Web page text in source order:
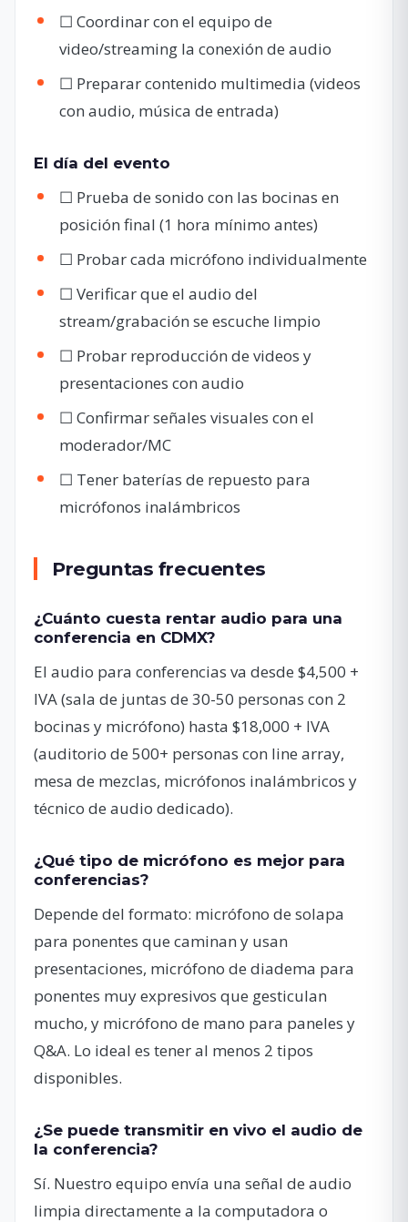
☐ Coordinar con el equipo de
video/streaming la conexión de audio
☐ Preparar contenido multimedia (videos
con audio, música de entrada)
El día del evento
☐ Prueba de sonido con las bocinas en
posición final (1 hora mínimo antes)
☐ Probar cada micrófono individualmente
☐ Verificar que el audio del
stream/grabación se escuche limpio
☐ Probar reproducción de videos y
presentaciones con audio
☐ Confirmar señales visuales con el
moderador/MC
☐ Tener baterías de repuesto para
micrófonos inalámbricos
Preguntas frecuentes
¿Cuánto cuesta rentar audio para una
conferencia en CDMX?
El audio para conferencias va desde $4,500 +
IVA (sala de juntas de 30-50 personas con 2
bocinas y micrófono) hasta $18,000 + IVA
(auditorio de 500+ personas con line array,
mesa de mezclas, micrófonos inalámbricos y
técnico de audio dedicado).
¿Qué tipo de micrófono es mejor para
conferencias?
Depende del formato: micrófono de solapa
para ponentes que caminan y usan
presentaciones, micrófono de diadema para
ponentes muy expresivos que gesticulan
mucho, y micrófono de mano para paneles y
Q&A. Lo ideal es tener al menos 2 tipos
disponibles.
¿Se puede transmitir en vivo el audio de
la conferencia?
Sí. Nuestro equipo envía una señal de audio
limpia directamente a la computadora o